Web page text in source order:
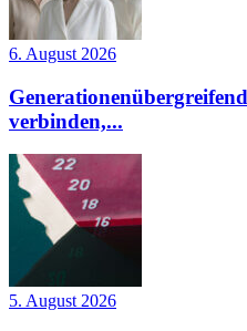
6. August 2026
verbinden,...
5. August 2026